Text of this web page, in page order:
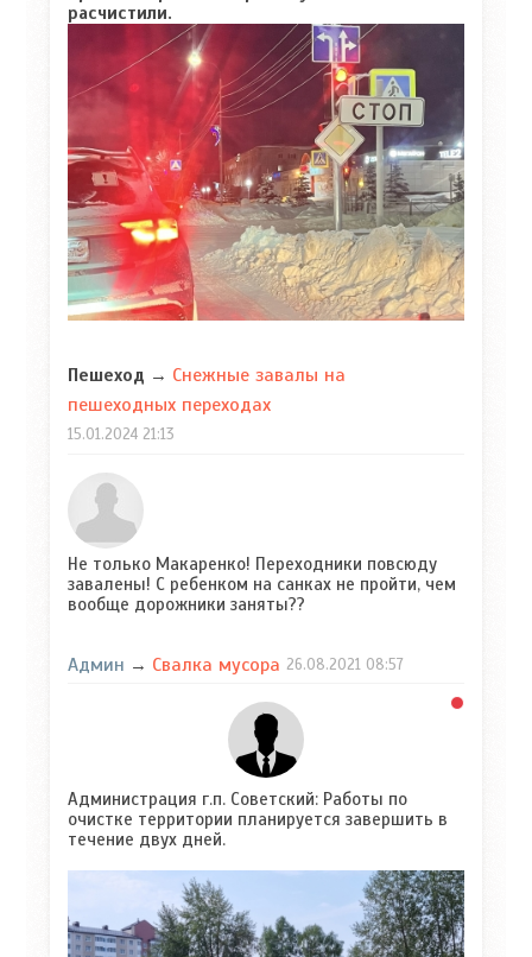
расчистили.
Пешеход → Снежные завалы на
пешеходных переходах
15.01.2024 21:13
Не только Макаренко! Переходники повсюду
завалены! С ребенком на санках не пройти, чем
вообще дорожники заняты??
Админ → Свалка мусора 26.08.2021 08:57
Администрация г.п. Советский: Работы по
очистке территории планируется завершить в
течение двух дней.